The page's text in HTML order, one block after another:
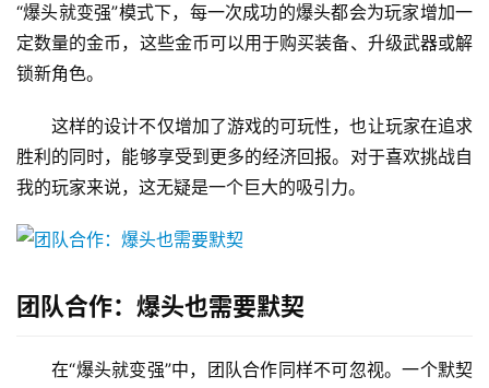
“爆头就变强”模式下，每一次成功的爆头都会为玩家增加一
定数量的金币，这些金币可以用于购买装备、升级武器或解
锁新角色。
这样的设计不仅增加了游戏的可玩性，也让玩家在追求
胜利的同时，能够享受到更多的经济回报。对于喜欢挑战自
我的玩家来说，这无疑是一个巨大的吸引力。
团队合作：爆头也需要默契
在“爆头就变强”中，团队合作同样不可忽视。一个默契